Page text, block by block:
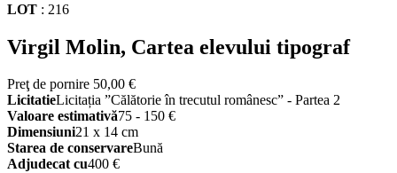
LOT : 216
Virgil Molin, Cartea elevului tipograf
Preţ de pornire 50,00 €
LicitatieLicitația ”Călătorie în trecutul românesc” - Partea 2
Valoare estimativă75 - 150 €
Dimensiuni21 x 14 cm
Starea de conservareBună
Adjudecat cu400 €